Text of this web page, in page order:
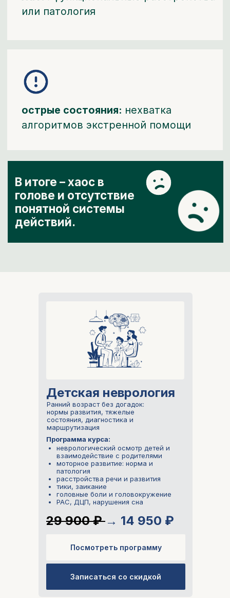
Программа курса:
неврологический осмотр детей и
взаимодействие с родителями
моторное развитие: норма и
патология
расстройства речи и развития
тики, заикание
головные боли и головокружение
РАС, ДЦП, нарушения сна
Ранний возраст без догадок:
нормы развития, тяжелые
состояния, диагностика и
маршрутизация
Записаться со скидкой
Посмотреть программу
29 900 ₽→ 14 950 ₽
Детская неврология